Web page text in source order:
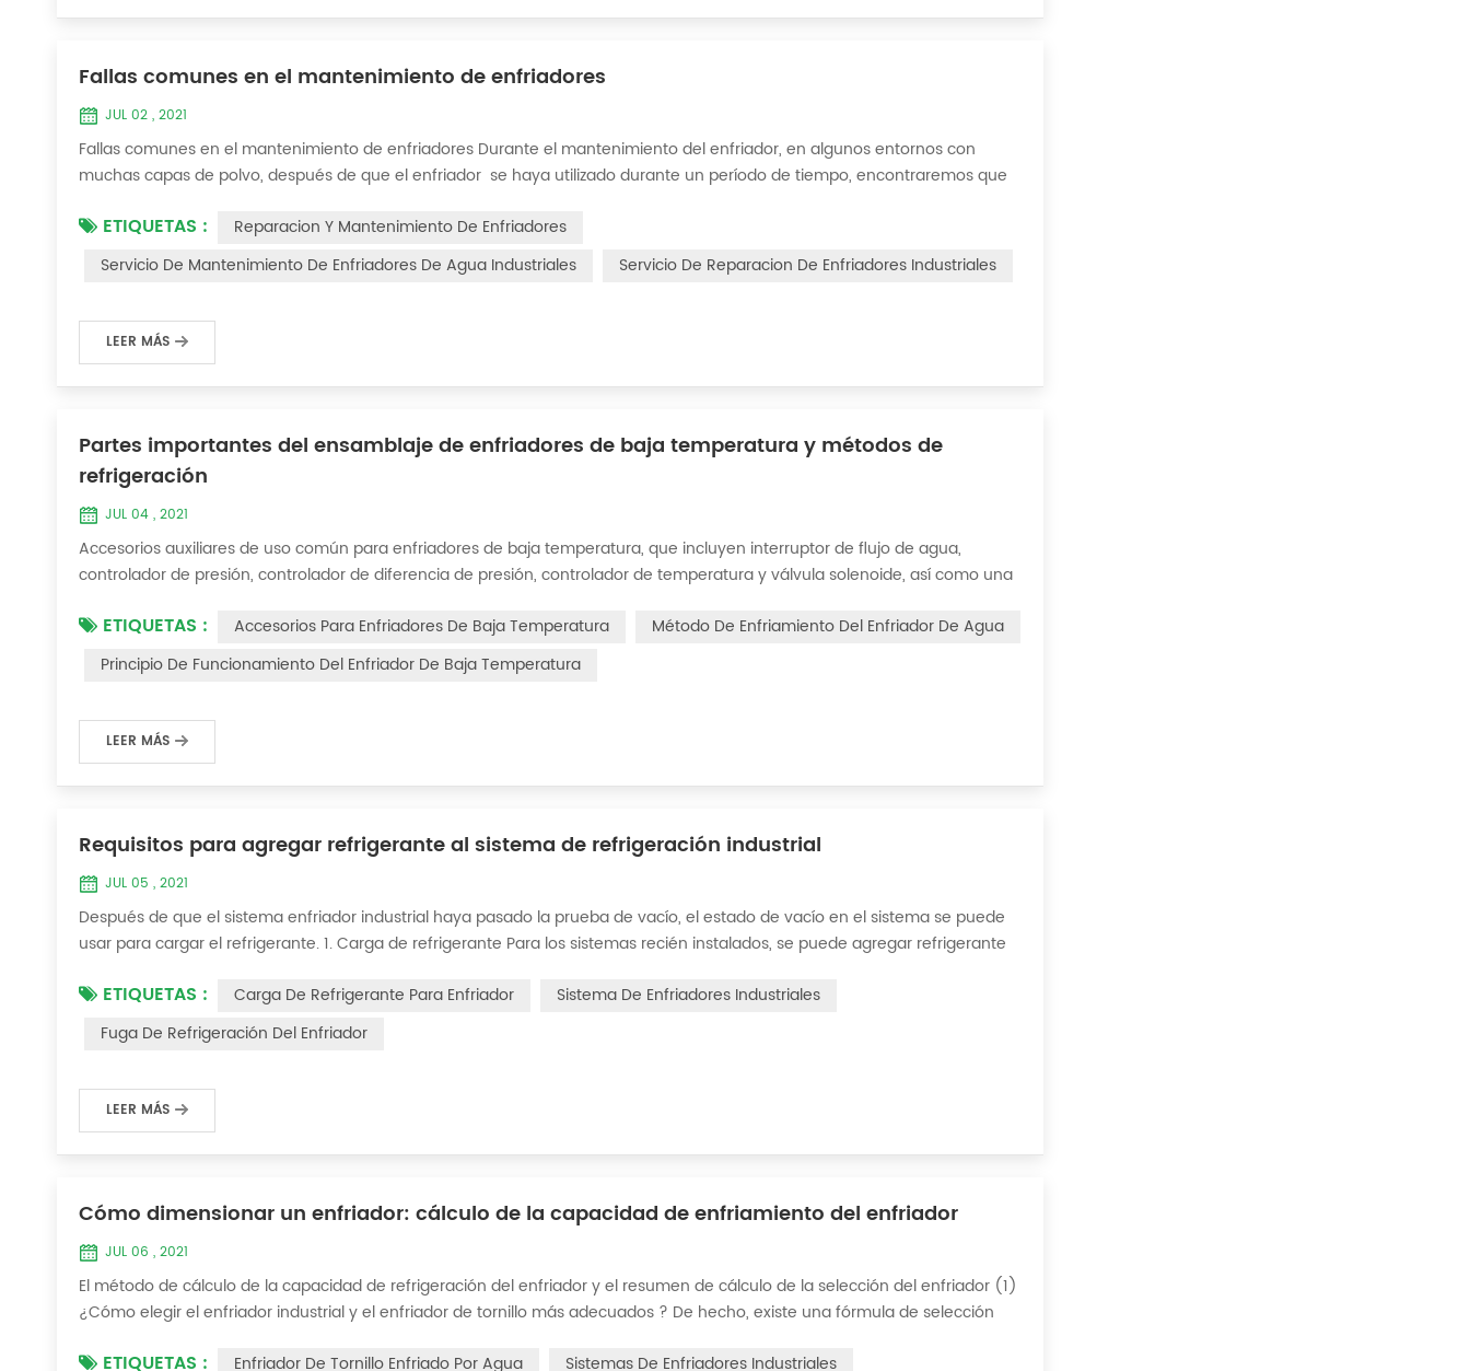
Fallas comunes en el mantenimiento de enfriadores
JUL 02 , 2021
Fallas comunes en el mantenimiento de enfriadores Durante el mantenimiento del enfriador, en algunos entornos con
muchas capas de polvo, después de que el enfriador se haya utilizado durante un período de tiempo, encontraremos que
En este momento, el enfriador está Necesi...
ETIQUETAS :
Reparacion Y Mantenimiento De Enfriadores
Servicio De Mantenimiento De Enfriadores De Agua Industriales
Servicio De Reparacion De Enfriadores Industriales
LEER MÁS
Partes importantes del ensamblaje de enfriadores de baja temperatura y métodos de
refrigeración
JUL 04 , 2021
Accesorios auxiliares de uso común para enfriadores de baja temperatura, que incluyen interruptor de flujo de agua,
controlador de presión, controlador de diferencia de presión, controlador de temperatura y válvula solenoide, así como una
gas y refrigeración termoeléctrica. Ac...
ETIQUETAS : Accesorios Para Enfriadores De Baja Temperatura
Método De Enfriamiento Del Enfriador De Agua
Principio De Funcionamiento Del Enfriador De Baja Temperatura
LEER MÁS
Requisitos para agregar refrigerante al sistema de refrigeración industrial
JUL 05 , 2021
Después de que el sistema enfriador industrial haya pasado la prueba de vacío, el estado de vacío en el sistema se puede
usar para cargar el refrigerante. 1. Carga de refrigerante Para los sistemas recién instalados, se puede agregar refrigerante
condensador y mantenga la válvul...
ETIQUETAS : Carga De Refrigerante Para Enfriador
Sistema De Enfriadores Industriales
Fuga De Refrigeración Del Enfriador
LEER MÁS
Cómo dimensionar un enfriador: cálculo de la capacidad de enfriamiento del enfriador
JUL 06 , 2021
El método de cálculo de la capacidad de refrigeración del enfriador y el resumen de cálculo de la selección del enfriador (1)
¿Cómo elegir el enfriador industrial y el enfriador de tornillo más adecuados ? De hecho, existe una fórmula de selección
de agua enfriada se refier...
ETIQUETAS : Enfriador De Tornillo Enfriado Por Agua Sistemas De Enfriadores Industriales